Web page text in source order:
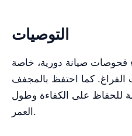
التوصيات
فحوصات صيانة دورية، خاصة
الفراغ. كما احتفظ بالمجفف
للحفاظ على الكفاءة وطول
العمر.